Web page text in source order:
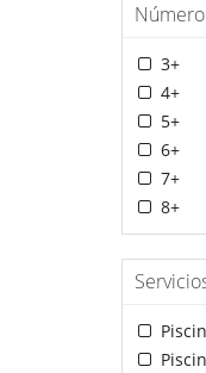
3+
4+
5+
6+
7+
8+